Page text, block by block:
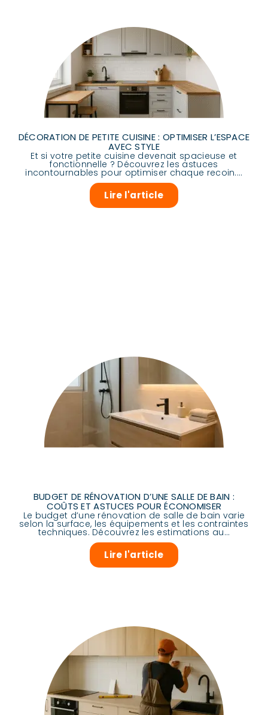
DÉCORATION DE PETITE CUISINE : OPTIMISER L’ESPACE
AVEC STYLE
Et si votre petite cuisine devenait spacieuse et
fonctionnelle ? Découvrez les astuces
incontournables pour optimiser chaque recoin....
Lire l'article
BUDGET DE RÉNOVATION D’UNE SALLE DE BAIN :
COÛTS ET ASTUCES POUR ÉCONOMISER
Le budget d’une rénovation de salle de bain varie
selon la surface, les équipements et les contraintes
techniques. Découvrez les estimations au...
Lire l'article